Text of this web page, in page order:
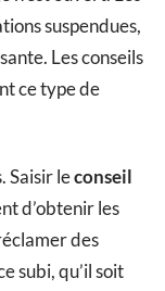
suspendues,
Les conseils
ce type de
Saisir leconseil
d’obtenir les
des
subi, qu’il soit